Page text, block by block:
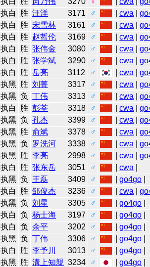
执白 胜 汪洋 3171 ♂ |cwa |
执白 胜 宋雪林 3161 ♂ |cwa |
执白 胜 赵哲伦 3169 ♂ |cwa |
执白 胜 张伟金 3080 ♂ |cwa |
执白 胜 张学斌 3290 ♂ |cwa |
执白 胜 岳亮 3112 ♂ |cwa |
执黑 胜 刘菁 3317 ♂ |cwa |
执黑 负 丁伟 3313 ♂ |cwa |
执白 胜 彭荃 3318 ♂ |cwa |
执黑 负 孔杰 3399 ♂ |cwa |
执黑 胜 俞斌 3378 ♂ |cwa |
执黑 负 罗洗河 3338 ♂ |cwa |
执黑 胜 李亮 2998 ♂ |cwa |
执白 胜 张东岳 3051 ♂ |cwa
执黑 负 王磊 3409 ♂ |go4go
执白 胜 邹俊杰 3236 ♂ |cwa |
执黑 负 刘星 3305 ♂ |go4go
执白 负 杨士海 3197 ♂ |go4go
执白 负 余平 3202 ♂ |go4go
执黑 负 丁伟 3306 ♂ |go4go
执白 胜 李予川 3013 ♂ |go4go
执黑 胜 溝上知親 3234 ♂ |go4go